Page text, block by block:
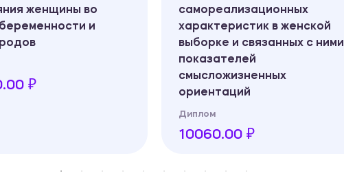
женщины во
и
₽
самореализационных
характеристик в женской
выборке и связанных с ними
показателей
смысложизненных
ориентаций
Диплом
10060.00 ₽